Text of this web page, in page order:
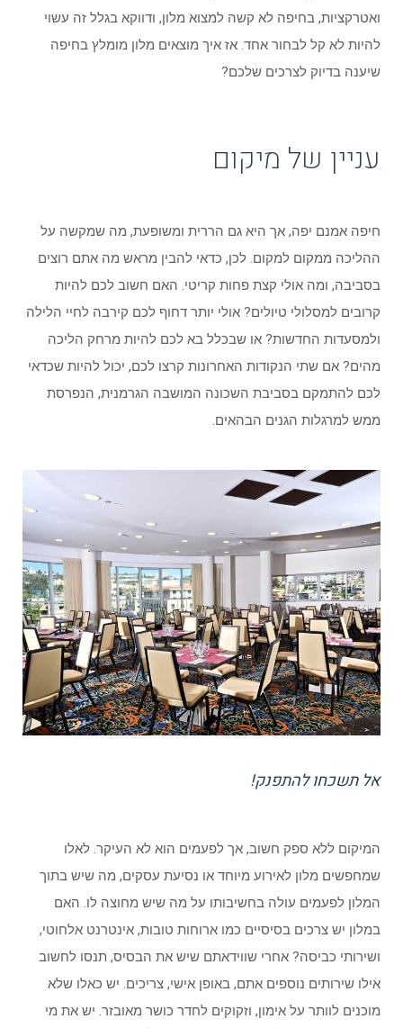
ואטרקציות, בחיפה לא קשה למצוא מלון, ודווקא בגלל זה עשוי
להיות לא קל לבחור אחד. אז איך מוצאים מלון מומלץ בחיפה
שיענה בדיוק לצרכים שלכם?
עניין של מיקום
חיפה אמנם יפה, אך היא גם הררית ומשופעת, מה שמקשה על
ההליכה ממקום למקום. לכן, כדאי להבין מראש מה אתם רוצים
בסביבה, ומה אולי קצת פחות קריטי. האם חשוב לכם להיות
קרובים למסלולי טיולים? אולי יותר דחוף לכם קירבה לחיי הלילה
ולמסעדות החדשות? או שבכלל בא לכם להיות מרחק הליכה
מהים? אם שתי הנקודות האחרונות קרצו לכם, יכול להיות שכדאי
לכם להתמקם בסביבת השכונה המושבה הגרמנית, הנפרסת
ממש למרגלות הגנים הבהאים.
אל תשכחו להתפנק!
המיקום ללא ספק חשוב, אך לפעמים הוא לא העיקר. לאלו
שמחפשים מלון לאירוע מיוחד או נסיעת עסקים, מה שיש בתוך
המלון לפעמים עולה בחשיבותו על מה שיש מחוצה לו. האם
במלון יש צרכים בסיסיים כמו ארוחות טובות, אינטרנט אלחוטי,
ושירותי כביסה? אחרי שווידאתם שיש את הבסיס, תנסו לחשוב
אילו שירותים נוספים אתם, באופן אישי, צריכים. יש כאלו שלא
מוכנים לוותר על אימון, וזקוקים לחדר כושר מאובזר. יש את מי